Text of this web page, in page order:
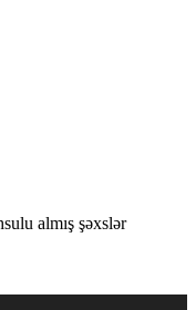
almış şəxslər